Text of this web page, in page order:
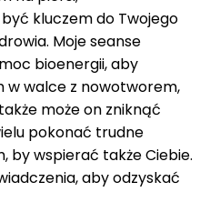
kluczem do Twojego
Moje seanse
bioenergii, aby
w walce z nowotworem,
może on zniknąć
pokonać trudne
by wspierać także Ciebie.
aby odzyskać